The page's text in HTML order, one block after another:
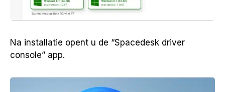
Na installatie opent u de “Spacedesk driver
console” app.